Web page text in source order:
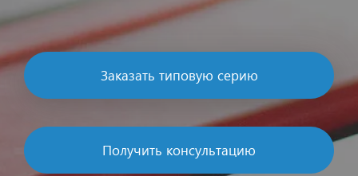
Заказать типовую серию
Получить консультацию